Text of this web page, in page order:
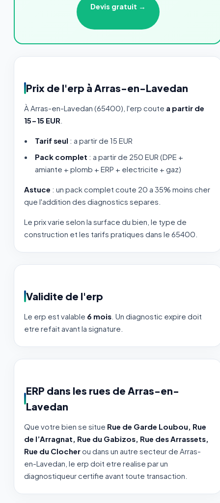
Devis gratuit →
Prix de l'erp à Arras-en-Lavedan
À Arras-en-Lavedan (65400), l'erp coute a partir de
15-15 EUR
Tarif seul : a partir de 15 EUR
Pack complet : a partir de 250 EUR (DPE +
amiante + plomb + ERP + electricite + gaz)
Astuce : un pack complet coute 20 a 35% moins cher
que l'addition des diagnostics separes.
Le prix varie selon la surface du bien, le type de
construction et les tarifs pratiques dans le 65400.
Validite de l'erp
Le erp est valable 6 mois . Un diagnostic expire doit
etre refait avant la signature.
ERP dans les rues de Arras-en-
Lavedan
Que votre bien se situe Rue de Garde Loubou, Rue
de l’Arragnat, Rue du Gabizos, Rue des Arrassets,
Rue du Clocherou dans un autre secteur de Arras-
en-Lavedan, le erp doit etre realise par un
diagnostiqueur certifie avant toute transaction.